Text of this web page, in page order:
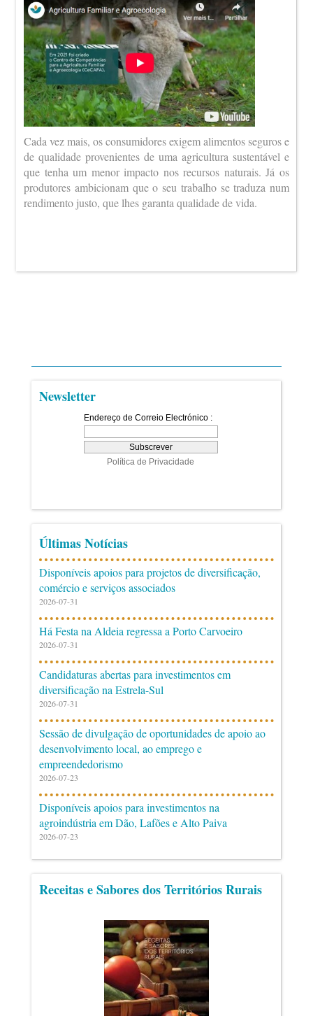
Cada vez mais, os consumidores exigem alimentos seguros e
de qualidade provenientes de uma agricultura sustentável e
que tenha um menor impacto nos recursos naturais. Já os
produtores ambicionam que o seu trabalho se traduza num
rendimento justo, que lhes garanta qualidade de vida.
Newsletter
Últimas Notícias
Disponíveis apoios para projetos de diversificação,
comércio e serviços associados
2026-07-31
Há Festa na Aldeia regressa a Porto Carvoeiro
2026-07-31
Candidaturas abertas para investimentos em
diversificação na Estrela-Sul
2026-07-31
Sessão de divulgação de oportunidades de apoio ao
desenvolvimento local, ao emprego e
empreendedorismo
2026-07-23
Disponíveis apoios para investimentos na
agroindústria em Dão, Lafões e Alto Paiva
2026-07-23
Receitas e Sabores dos Territórios Rurais